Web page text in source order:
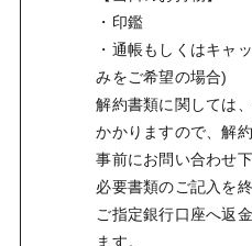
・印鑑
・通帳もしくはキャ
みをご希望の場合)
解約書類に関しては
かかりますので、解
事前にお問い合わせ下
必要書類のご記入を
ご指定銀行口座へ返
ます。